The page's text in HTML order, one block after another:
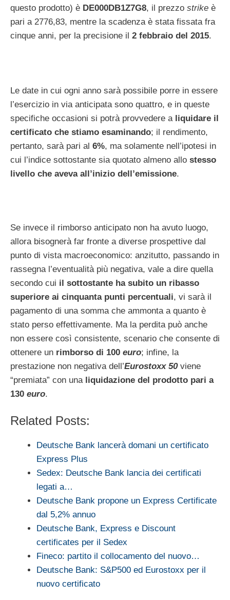
questo prodotto) è DE000DB1Z7G8, il prezzo strike è
pari a 2776,83, mentre la scadenza è stata fissata fra
cinque anni, per la precisione il 2 febbraio del 2015.
Le date in cui ogni anno sarà possibile porre in essere
l’esercizio in via anticipata sono quattro, e in queste
specifiche occasioni si potrà provvedere a liquidare il
certificato che stiamo esaminando; il rendimento,
pertanto, sarà pari al 6%, ma solamente nell’ipotesi in
cui l’indice sottostante sia quotato almeno allo stesso
livello che aveva all’inizio dell’emissione.
Se invece il rimborso anticipato non ha avuto luogo,
allora bisognerà far fronte a diverse prospettive dal
punto di vista macroeconomico: anzitutto, passando in
rassegna l’eventualità più negativa, vale a dire quella
secondo cui il sottostante ha subito un ribasso
superiore ai cinquanta punti percentuali, vi sarà il
pagamento di una somma che ammonta a quanto è
stato perso effettivamente. Ma la perdita può anche
non essere così consistente, scenario che consente di
ottenere un rimborso di 100 euro; infine, la
prestazione non negativa dell’Eurostoxx 50viene
“premiata” con una liquidazione del prodotto pari a
130 euro.
Related Posts:
Deutsche Bank lancerà domani un certificato
Express Plus
Sedex: Deutsche Bank lancia dei certificati
legati a…
Deutsche Bank propone un Express Certificate
dal 5,2% annuo
Deutsche Bank, Express e Discount
certificates per il Sedex
Fineco: partito il collocamento del nuovo…
Deutsche Bank: S&P500 ed Eurostoxx per il
nuovo certificato